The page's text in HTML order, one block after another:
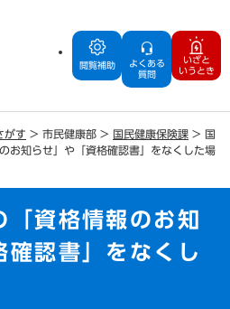
閲覧補助
よくある
質問
いざと
いうとき
がす > 市民健康部 > 国民健康保険課 > 国
お知らせ」や「資格確認書」をなくした場
「資格情報のお知
確認書」をなくし